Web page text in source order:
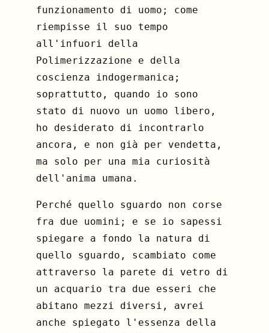
funzionamento di uomo; come
riempisse il suo tempo
all'infuori della
Polimerizzazione e della
coscienza indogermanica;
soprattutto, quando io sono
stato di nuovo un uomo libero,
ho desiderato di incontrarlo
ancora, e non già per vendetta,
ma solo per una mia curiosità
dell'anima umana.
Perché quello sguardo non corse
fra due uomini; e se io sapessi
spiegare a fondo la natura di
quello sguardo, scambiato come
attraverso la parete di vetro di
un acquario tra due esseri che
abitano mezzi diversi, avrei
anche spiegato l'essenza della